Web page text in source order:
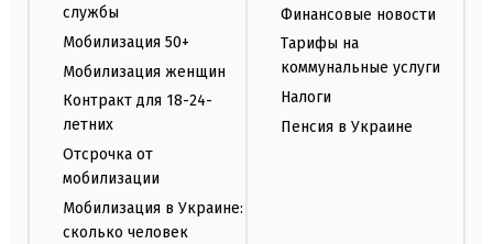
службы
Мобилизация 50+
Мобилизация женщин
Контракт для 18-24-
летних
Отсрочка от
мобилизации
Мобилизация в Украине:
сколько человек
Финансовые новости
Тарифы на
коммунальные услуги
Налоги
Пенсия в Украине